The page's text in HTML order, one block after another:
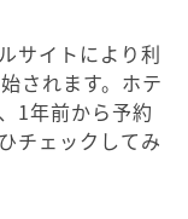
サイトにより利
されます。ホテ
1年前から予約
チェックしてみ